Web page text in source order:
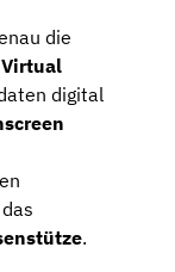
die
Virtual
digital
.